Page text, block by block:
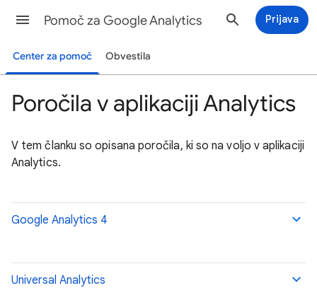
Pomoč za Google Analytics Prijava
Center za pomoč Obvestila
Poročila v aplikaciji Analytics
V tem članku so opisana poročila, ki so na voljo v aplikaciji
Analytics.
Google Analytics 4
Universal Analytics